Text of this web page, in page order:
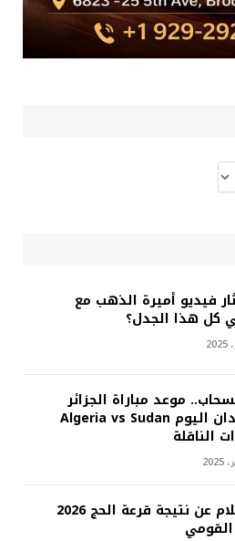
فيديو أميرة الذهب مع
كل هذا الجدل؟
موعد مباراة الجزائر
والسودان اليوم Algeria vs Sudan
الناقلة
الاستعلام عن نتيجة قرعة الحج 2026
القومي